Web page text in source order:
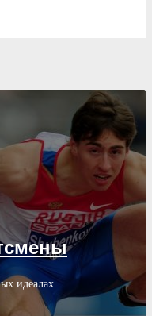
идеалах